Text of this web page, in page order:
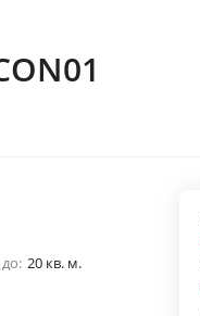
20 кв. м.